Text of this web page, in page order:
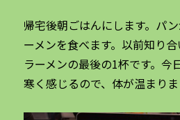
帰宅後朝ごはんにします。パ
ーメンを食べます。以前知り
ラーメンの最後の1杯です。今
寒く感じるので、体が温まり